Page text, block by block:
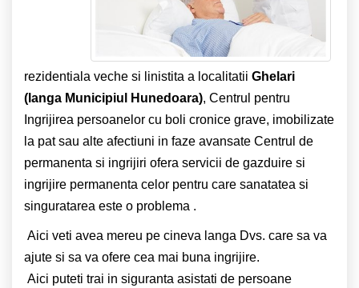
rezidentiala veche si linistita a localitatii Ghelari
(langa Municipiul Hunedoara), Centrul pentru
Ingrijirea persoanelor cu boli cronice grave, imobilizate
la pat sau alte afectiuni in faze avansate Centrul de
permanenta si ingrijiri ofera servicii de gazduire si
ingrijire permanenta celor pentru care sanatatea si
singuratarea este o problema .
Aici veti avea mereu pe cineva langa Dvs. care sa va
ajute si sa va ofere cea mai buna ingrijire.
Aici puteti trai in siguranta asistati de persoane